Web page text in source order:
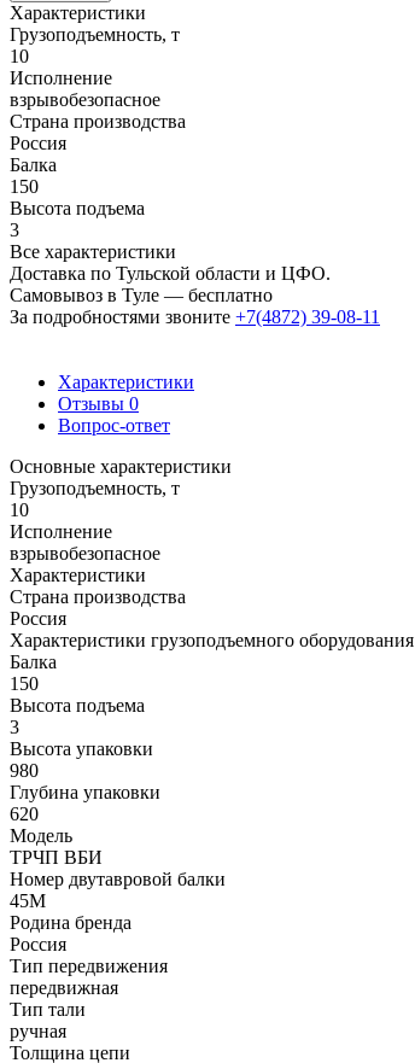
Характеристики
Грузоподъемность, т
10
Исполнение
взрывобезопасное
Страна производства
Россия
Балка
150
Высота подъема
3
Все характеристики
Доставка по Тульской области и ЦФО.
Самовывоз в Туле — бесплатно
За подробностями звоните +7(4872) 39-08-11
Характеристики
Отзывы 0
Вопрос-ответ
Основные характеристики
Грузоподъемность, т
10
Исполнение
взрывобезопасное
Характеристики
Страна производства
Россия
Характеристики грузоподъемного оборудования
Балка
150
Высота подъема
3
Высота упаковки
980
Глубина упаковки
620
Модель
ТРЧП ВБИ
Номер двутавровой балки
45M
Родина бренда
Россия
Тип передвижения
передвижная
Тип тали
ручная
Толщина цепи